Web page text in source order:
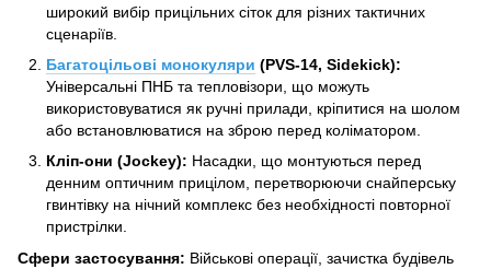
широкий вибір прицільних сіток для різних тактичних
сценаріїв.
Багатоцільові монокуляри (PVS-14, Sidekick):
Універсальні ПНБ та тепловізори, що можуть
використовуватися як ручні прилади, кріпитися на шолом
або встановлюватися на зброю перед коліматором.
Кліп-они (Jockey): Насадки, що монтуються перед
денним оптичним прицілом, перетворюючи снайперську
гвинтівку на нічний комплекс без необхідності повторної
пристрілки.
Сфери застосування: Військові операції, зачистка будівель